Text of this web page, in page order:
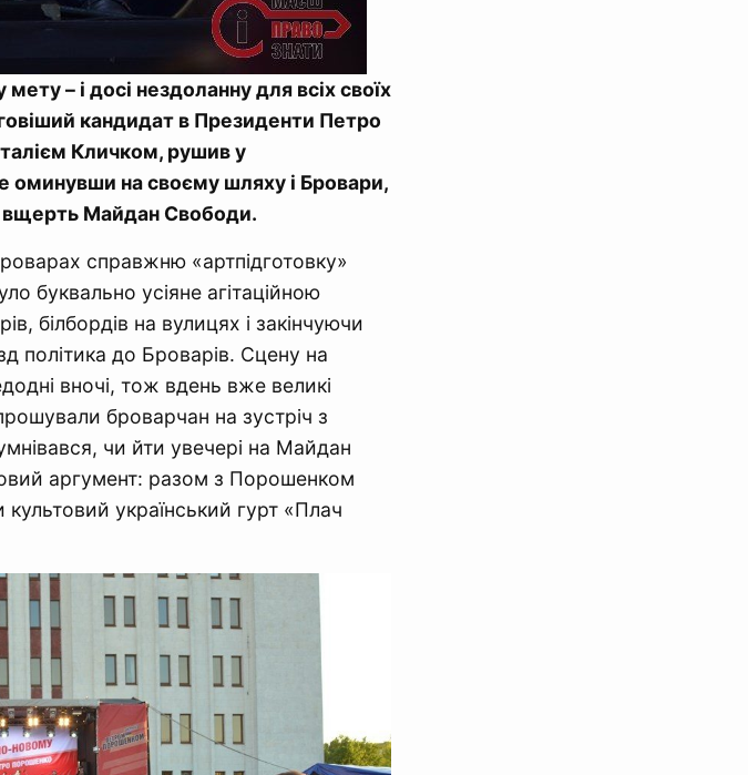
– і досі нездоланну для всіх своїх
кандидат в Президенти Петро
Кличком, рушив у
оминувши на своєму шляху і Бровари,
вщерть Майдан Свободи.
справжню «артпідготовку»
буквально усіяне агітаційною
білбордів на вулицях і закінчуючи
політика до Броварів. Сцену на
вночі, тож вдень вже великі
броварчан на зустріч з
чи йти увечері на Майдан
аргумент: разом з Порошенком
український гурт «Плач